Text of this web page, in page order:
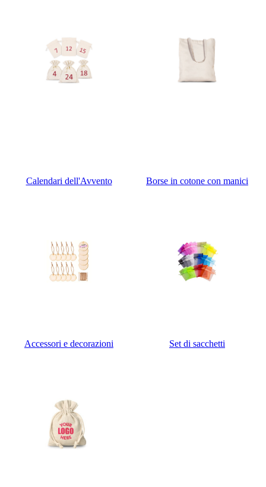
Calendari dell'Avvento Borse in cotone con manici
Accessori e decorazioni Set di sacchetti